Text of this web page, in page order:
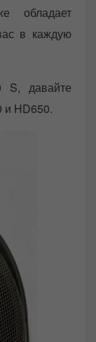
обладает
в каждую
S, давайте
и HD650.